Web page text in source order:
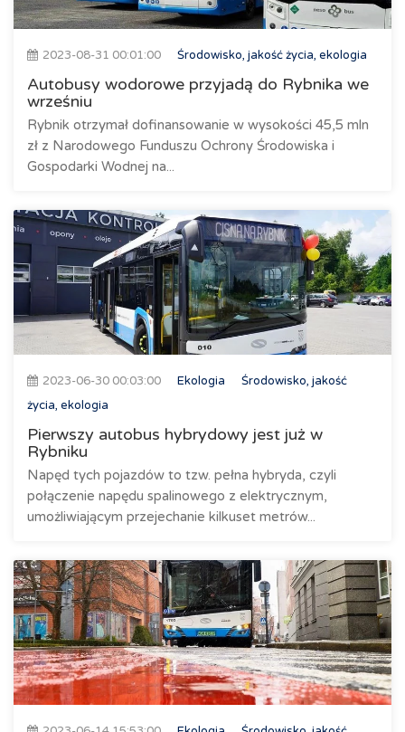
2023-08-31 00:01:00 Środowisko, jakość życia, ekologia
Autobusy wodorowe przyjadą do Rybnika we
wrześniu
Rybnik otrzymał dofinansowanie w wysokości 45,5 mln
zł z Narodowego Funduszu Ochrony Środowiska i
Gospodarki Wodnej na...
2023-06-30 00:03:00 Ekologia
Środowisko, jakość
życia, ekologia
Pierwszy autobus hybrydowy jest już w
Rybniku
Napęd tych pojazdów to tzw. pełna hybryda, czyli
połączenie napędu spalinowego z elektrycznym,
umożliwiającym przejechanie kilkuset metrów...